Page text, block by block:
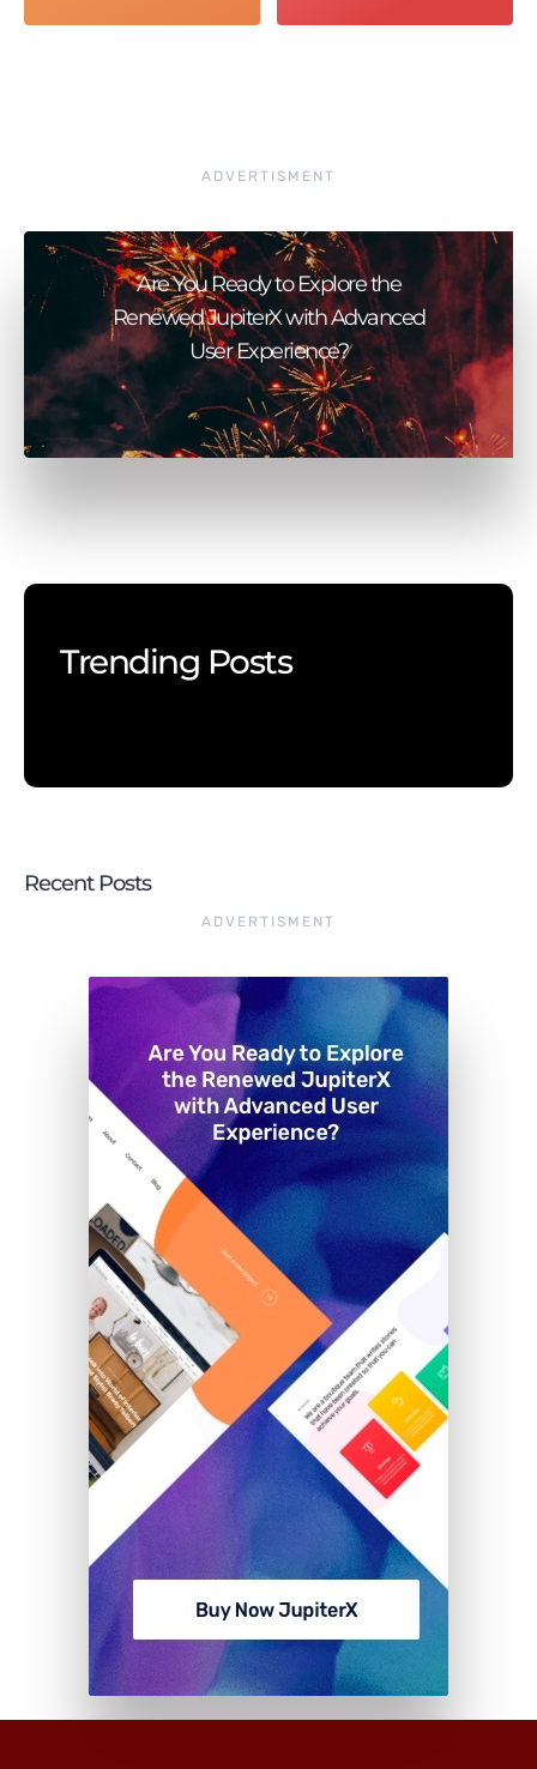
ADVERTISMENT
Are You Ready to Explore the
Renewed JupiterX with Advanced
User Experience?
Trending Posts
Recent Posts
ADVERTISMENT